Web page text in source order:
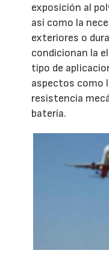
exposición al
así como la
exteriores o
condicionan la
tipo de
aspectos como
resistencia
batería.